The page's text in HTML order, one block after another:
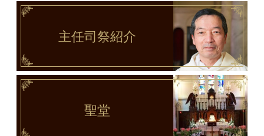
主任司祭紹介
聖堂